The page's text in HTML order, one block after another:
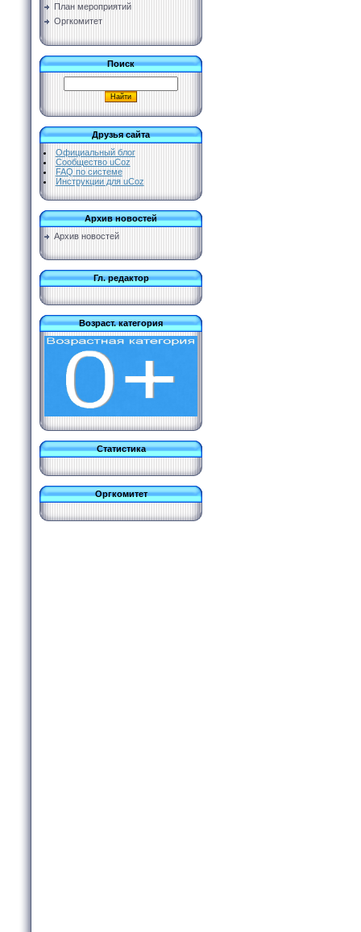
План мероприятий
Оргкомитет
Поиск
Друзья сайта
Официальный блог
Сообщество uCoz
FAQ по системе
Инструкции для uCoz
Архив новостей
Архив новостей
Гл. редактор
Возраст. категория
Статистика
Оргкомитет